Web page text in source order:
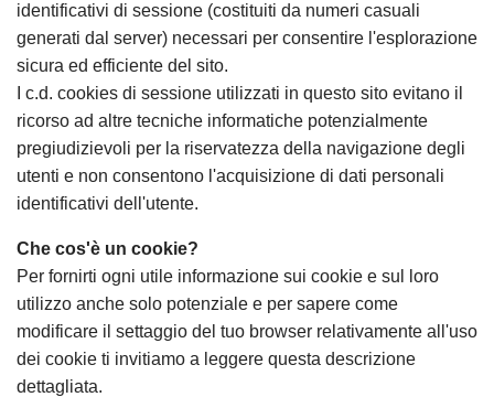
identificativi di sessione (costituiti da numeri casuali
generati dal server) necessari per consentire l'esplorazione
sicura ed efficiente del sito.
I c.d. cookies di sessione utilizzati in questo sito evitano il
ricorso ad altre tecniche informatiche potenzialmente
pregiudizievoli per la riservatezza della navigazione degli
utenti e non consentono l'acquisizione di dati personali
identificativi dell'utente.
Che cos'è un cookie?
Per fornirti ogni utile informazione sui cookie e sul loro
utilizzo anche solo potenziale e per sapere come
modificare il settaggio del tuo browser relativamente all'uso
dei cookie ti invitiamo a leggere questa descrizione
dettagliata.